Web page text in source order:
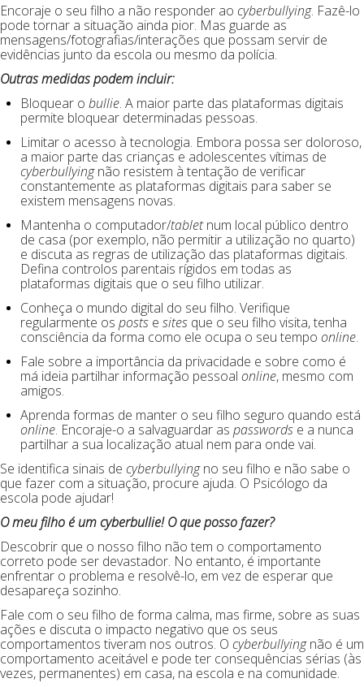
Encoraje o seu filho a não responder ao cyberbullying. Fazê-lo
pode tornar a situação ainda pior. Mas guarde as
mensagens/fotografias/interações que possam servir de
evidências junto da escola ou mesmo da polícia.
Outras medidas podem incluir:
Bloquear o bullie. A maior parte das plataformas digitais
permite bloquear determinadas pessoas.
Limitar o acesso à tecnologia. Embora possa ser doloroso,
a maior parte das crianças e adolescentes vítimas de
cyberbullyingnão resistem à tentação de verificar
constantemente as plataformas digitais para saber se
existem mensagens novas.
Mantenha o computador/tabletnum local público dentro
de casa (por exemplo, não permitir a utilização no quarto)
e discuta as regras de utilização das plataformas digitais.
Defina controlos parentais rígidos em todas as
plataformas digitais que o seu filho utilizar.
Conheça o mundo digital do seu filho. Verifique
regularmente os posts e sites que o seu filho visita, tenha
consciência da forma como ele ocupa o seu tempo online.
Fale sobre a importância da privacidade e sobre como é
má ideia partilhar informação pessoal online, mesmo com
amigos.
Aprenda formas de manter o seu filho seguro quando está
online. Encoraje-o a salvaguardar as passwordse a nunca
partilhar a sua localização atual nem para onde vai.
Se identifica sinais de cyberbullyingno seu filho e não sabe o
que fazer com a situação, procure ajuda. O Psicólogo da
escola pode ajudar!
O meu filho é um cyberbullie! O que posso fazer?
Descobrir que o nosso filho não tem o comportamento
correto pode ser devastador. No entanto, é importante
enfrentar o problema e resolvê-lo, em vez de esperar que
desapareça sozinho.
Fale com o seu filho de forma calma, mas firme, sobre as suas
ações e discuta o impacto negativo que os seus
comportamentos tiveram nos outros. O cyberbullyingnão é um
comportamento aceitável e pode ter consequências sérias (às
vezes, permanentes) em casa, na escola e na comunidade.